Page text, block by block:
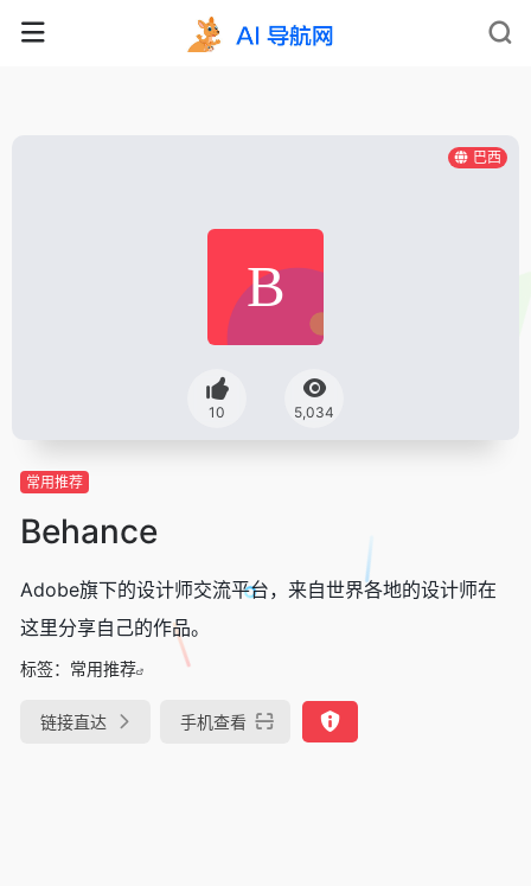
巴西
10 5,034
常用推荐
Behance
Adobe旗下的设计师交流平台，来自世界各地的设计师在
这里分享自己的作品。
标签： 常用推荐
链接直达 手机查看